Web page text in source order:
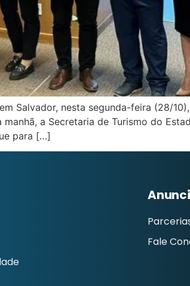
Salvador, nesta segunda-feira (28/
a Secretaria de Turismo do
para […]
Fale